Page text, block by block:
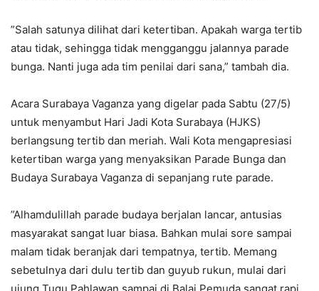
”Salah satunya dilihat dari ketertiban. Apakah warga tertib
atau tidak, sehingga tidak mengganggu jalannya parade
bunga. Nanti juga ada tim penilai dari sana,” tambah dia.
Acara Surabaya Vaganza yang digelar pada Sabtu (27/5)
untuk menyambut Hari Jadi Kota Surabaya (HJKS)
berlangsung tertib dan meriah. Wali Kota mengapresiasi
ketertiban warga yang menyaksikan Parade Bunga dan
Budaya Surabaya Vaganza di sepanjang rute parade.
”Alhamdulillah parade budaya berjalan lancar, antusias
masyarakat sangat luar biasa. Bahkan mulai sore sampai
malam tidak beranjak dari tempatnya, tertib. Memang
sebetulnya dari dulu tertib dan guyub rukun, mulai dari